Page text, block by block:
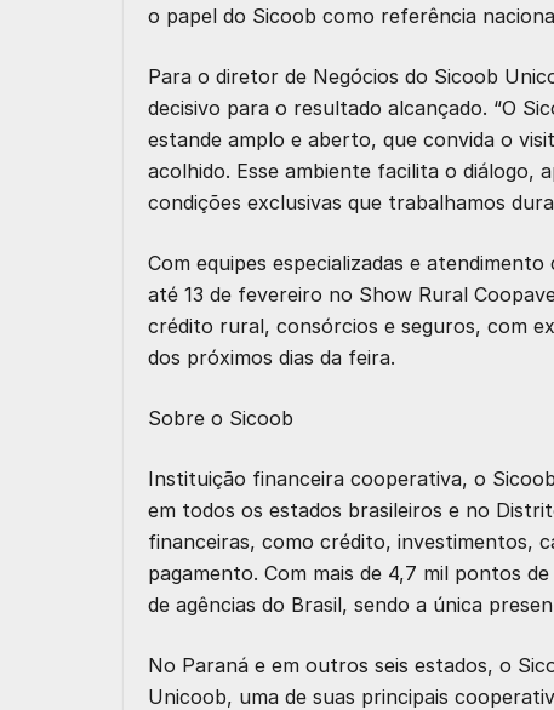
o papel do Sicoob como referência
Para o diretor de Negócios do Sicoob
decisivo para o resultado alcançado. “O
estande amplo e aberto, que convida o
acolhido. Esse ambiente facilita o diálogo,
condições exclusivas que trabalhamos
Com equipes especializadas e
até 13 de fevereiro no Show Rural
crédito rural, consórcios e seguros, com
dos próximos dias da feira.
Sobre o Sicoob
Instituição financeira cooperativa, o
em todos os estados brasileiros e no
financeiras, como crédito, investimentos,
pagamento. Com mais de 4,7 mil pontos
de agências do Brasil, sendo a única
No Paraná e em outros seis estados, o
Unicoob, uma de suas principais